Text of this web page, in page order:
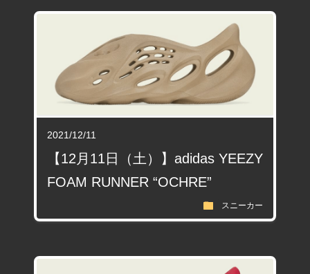
2021/12/11
【12月11日（土）】adidas YEEZY
FOAM RUNNER “OCHRE”
folder スニーカー